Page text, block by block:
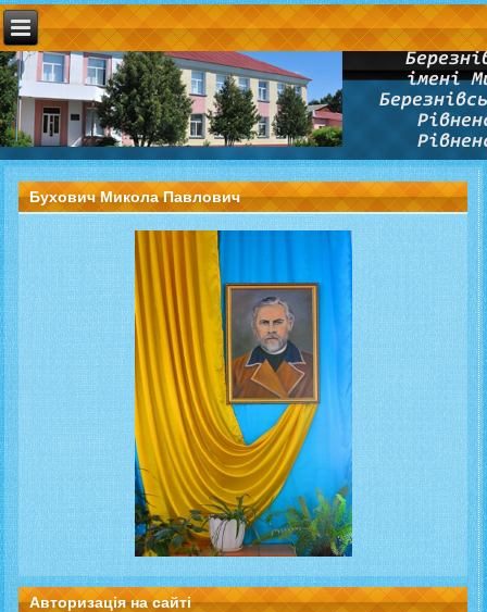
Бухович Микола Павлович
Авторизація на сайті